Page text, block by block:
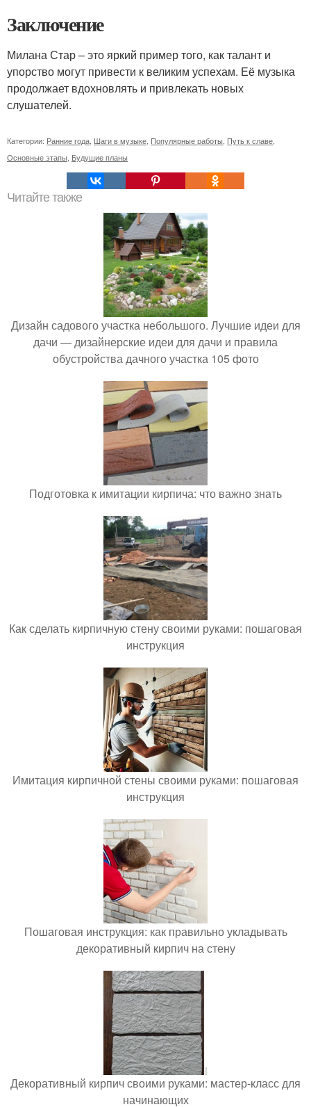
Заключение
Милана Стар – это яркий пример того, как талант и
упорство могут привести к великим успехам. Её музыка
продолжает вдохновлять и привлекать новых
слушателей.
Категории: Ранние года Шаги в музыке Популярные работы Путь к славе
Основные этапы Будущие планы
Читайте также
Дизайн садового участка небольшого. Лучшие идеи для
дачи — дизайнерские идеи для дачи и правила
обустройства дачного участка 105 фото
Подготовка к имитации кирпича: что важно знать
Как сделать кирпичную стену своими руками: пошаговая
инструкция
Имитация кирпичной стены своими руками: пошаговая
инструкция
Пошаговая инструкция: как правильно укладывать
декоративный кирпич на стену
Декоративный кирпич своими руками: мастер-класс для
начинающих